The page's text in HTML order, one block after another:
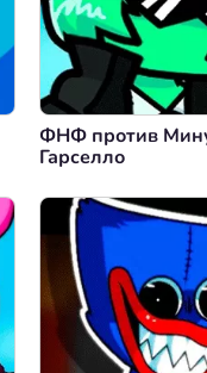
ФНФ против
Гарселло